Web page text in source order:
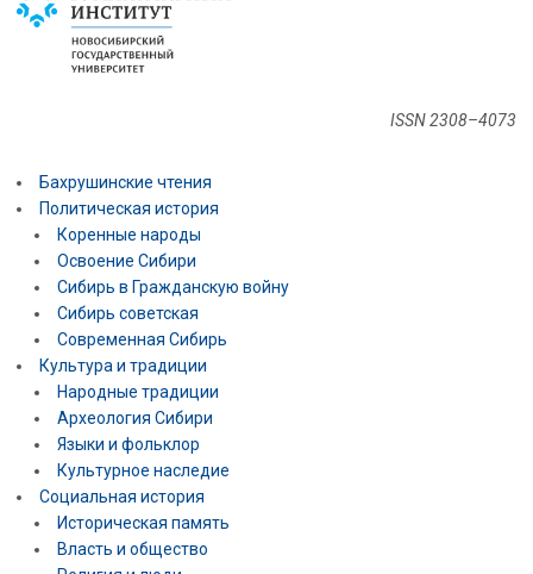
ISSN 2308–4073
Бахрушинские чтения
Политическая история
Коренные народы
Освоение Сибири
Сибирь в Гражданскую войну
Сибирь советская
Современная Сибирь
Культура и традиции
Народные традиции
Археология Сибири
Языки и фольклор
Культурное наследие
Социальная история
Историческая память
Власть и общество